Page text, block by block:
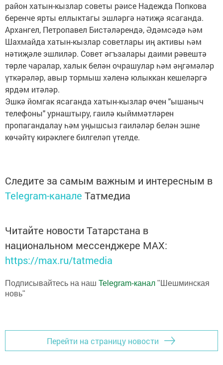
район хатын-кызлар советы рәисе Надежда Попкова
беренче ярты еллыктагы эшләргә нәтиҗә ясаганда.
Архангел, Петропавел Бистәләрендә, Әдәмсәдә һәм
Шахмайда хатын-кызлар советлары иң активы һәм
нәтиҗәле эшлиләр. Совет әгъзалары даими рәвештә
төрле чаралар, халык белән очрашулар һәм әңгәмәләр
үткәрәләр, авыр тормыш хәленә юлыккан кешеләргә
ярдәм итәләр.
Эшкә йомгак ясаганда хатын-кызлар өчен "ышаныч
телефоны" урнаштыру, гаилә кыйммәтләрен
пропагандалау һәм уңышсыз гаиләләр белән эшне
көчәйтү кирәклеге билгеләп үтелде.
Следите за самым важным и интересным в
Telegram-канале Татмедиа
Читайте новости Татарстана в
национальном мессенджере MАХ:
https://max.ru/tatmedia
Подписывайтесь на наш Telegram-канал "Шешминская
новь"
Перейти на страницу новости